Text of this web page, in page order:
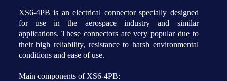
XS6-4PB is an electrical connector specially designed
for use in the aerospace industry and similar
applications. These connectors are very popular due to
their high reliability, resistance to harsh environmental
conditions and ease of use.
Main components of XS6-4PB: